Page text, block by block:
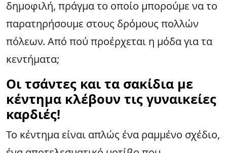
δημοφιλή, πράγμα το οποίο μπορούμε να το
παρατηρήσουμε στους δρόμους πολλών
πόλεων. Από πού προέρχεται η μόδα για τα
κεντήματα;
Οι τσάντες και τα σακίδια με
κέντημα κλέβουν τις γυναικείες
καρδιές!
Το κέντημα είναι απλώς ένα ραμμένο σχέδιο,